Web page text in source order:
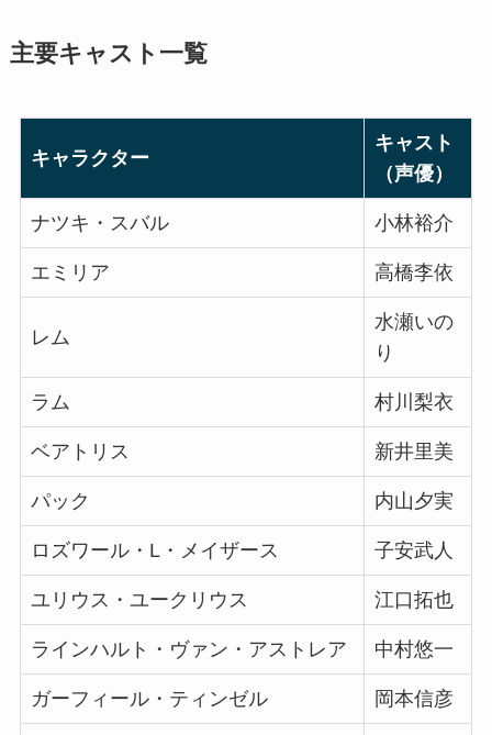
主要キャスト一覧
キャラクター
キャスト
（声優）
ナツキ・スバル 小林裕介
エミリア 高橋李依
レム
水瀬いの
り
ラム 村川梨衣
ベアトリス 新井里美
パック 内山夕実
ロズワール・L・メイザース 子安武人
ユリウス・ユークリウス 江口拓也
ラインハルト・ヴァン・アストレア 中村悠一
ガーフィール・ティンゼル 岡本信彦